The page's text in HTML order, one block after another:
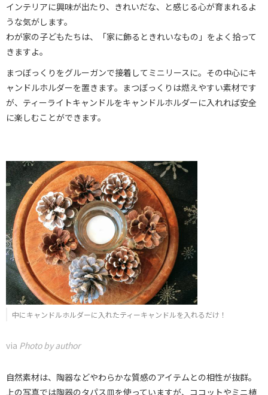
インテリアに興味が出たり、きれいだな、と感じる心が育まれるよ
うな気がします。
わが家の子どもたちは、「家に飾るときれいなもの」をよく拾って
きますよ。
まつぼっくりをグルーガンで接着してミニリースに。その中心にキ
ャンドルホルダーを置きます。まつぼっくりは燃えやすい素材です
が、ティーライトキャンドルをキャンドルホルダーに入れれば安全
に楽しむことができます。
中にキャンドルホルダーに入れたティーキャンドルを入れるだけ！
via Photo by author
自然素材は、陶器などやわらかな質感のアイテムとの相性が抜群。
上の写真では陶器のタパス皿を使っていますが、ココットやミニ植